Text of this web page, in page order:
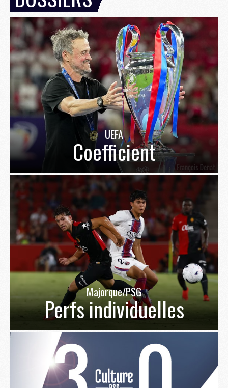
UEFA
Coefficient
Majorque/PSG
Perfs individuelles